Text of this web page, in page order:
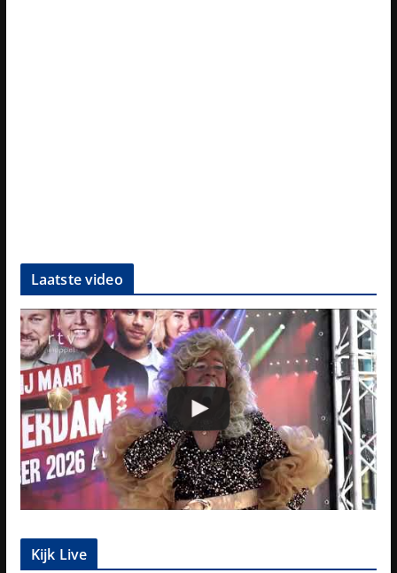
Laatste video
Kijk Live